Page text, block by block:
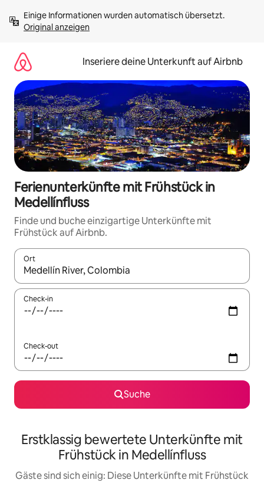
Inhalten
springenOriginal anzeigen
Inseriere deine Unterkunft auf Airbnb
Ferienunterkünfte mit Frühstück in
Medellínfluss
Finde und buche einzigartige Unterkünfte mit
Frühstück auf Airbnb.
Ort
Wenn Ergebnisse verfügbar sind, navigiere mit den
Check-in
Check-out
Suche
Erstklassig bewertete Unterkünfte mit
Frühstück in Medellínfluss
Gäste sind sich einig: Diese Unterkünfte mit Frühstück